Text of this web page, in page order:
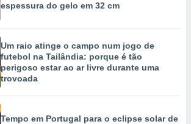
espessura do gelo em 32 cm
Um raio atinge o campo num jogo de
futebol na Tailândia: porque é tão
perigoso estar ao ar livre durante uma
trovoada
Tempo em Portugal para o eclipse solar de